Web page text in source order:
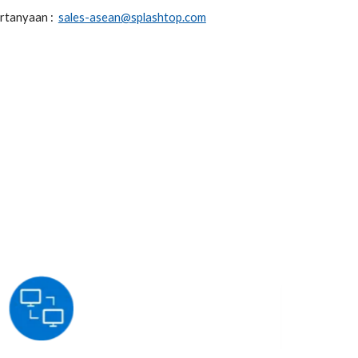
: sales-asean@splashtop.com